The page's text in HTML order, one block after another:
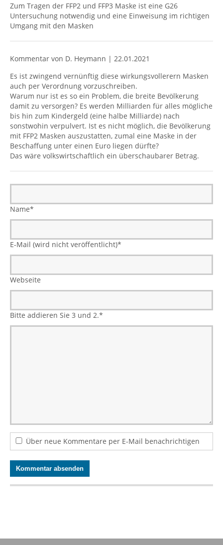
Zum Tragen der FFP2 und FFP3 Maske ist eine G26
Untersuchung notwendig und eine Einweisung im richtigen
Umgang mit den Masken
Kommentar von D. Heymann | 22.01.2021
Es ist zwingend vernünftig diese wirkungsvollerern Masken
auch per Verordnung vorzuschreiben.
Warum nur ist es so ein Problem, die breite Bevölkerung
damit zu versorgen? Es werden Milliarden für alles mögliche
bis hin zum Kindergeld (eine halbe Milliarde) nach
sonstwohin verpulvert. Ist es nicht möglich, die Bevölkerung
mit FFP2 Masken auszustatten, zumal eine Maske in der
Beschaffung unter einen Euro liegen dürfte?
Das wäre volkswirtschaftlich ein überschaubarer Betrag.
Name*
E-Mail (wird nicht veröffentlicht)*
Webseite
Bitte addieren Sie 3 und 2.*
Über neue Kommentare per E-Mail benachrichtigen